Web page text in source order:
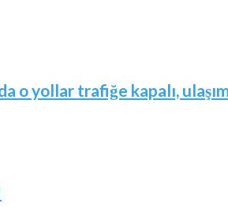
o yollar trafiğe kapalı,